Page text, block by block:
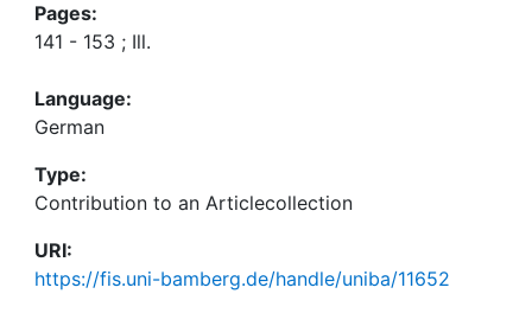
Pages:
141 - 153 ; Ill.
Language:
German
Type:
Contribution to an Articlecollection
URI:
https://fis.uni-bamberg.de/handle/uniba/11652